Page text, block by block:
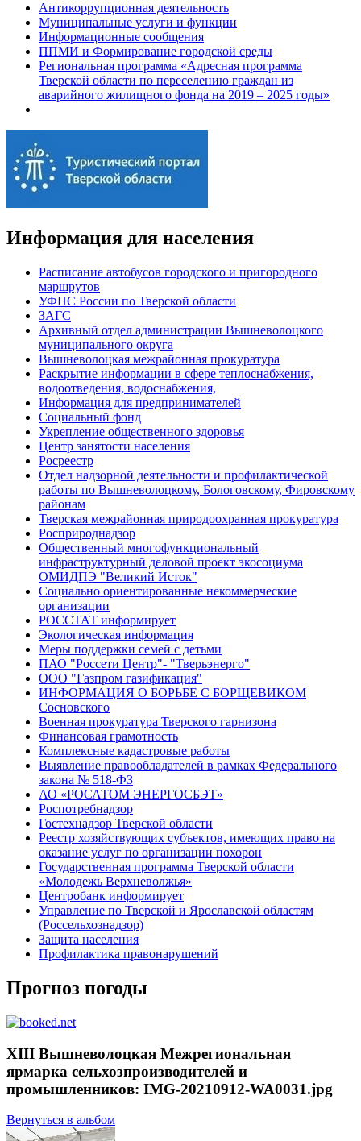
Антикоррупционная деятельность
Муниципальные услуги и функции
Информационные сообщения
ППМИ и Формирование городской среды
Региональная программа «Адресная программа
Тверской области по переселению граждан из
аварийного жилищного фонда на 2019 – 2025 годы»
Информация для населения
Расписание автобусов городского и пригородного
маршрутов
УФНС России по Тверской области
ЗАГС
Архивный отдел администрации Вышневолоцкого
муниципального округа
Вышневолоцкая межрайонная прокуратура
Раскрытие информации в сфере теплоснабжения,
водоотведения, водоснабжения,
Информация для предпринимателей
Социальный фонд
Укрепление общественного здоровья
Центр занятости населения
Росреестр
Отдел надзорной деятельности и профилактической
работы по Вышневолоцкому, Бологовскому, Фировскому
районам
Тверская межрайонная природоохранная прокуратура
Росприроднадзор
Общественный многофункциональный
инфраструктурный деловой проект экосоциума
ОМИДПЭ "Великий Исток"
Социально ориентированные некоммерческие
организации
РОССТАТ информирует
Экологическая информация
Меры поддержки семей с детьми
ПАО "Россети Центр"- "Тверьэнерго"
ООО "Газпром газификация"
ИНФОРМАЦИЯ О БОРЬБЕ С БОРЩЕВИКОМ
Сосновского
Военная прокуратура Тверского гарнизона
Финансовая грамотность
Комплексные кадастровые работы
Выявление правообладателей в рамках Федерального
закона № 518-ФЗ
АО «РОСАТОМ ЭНЕРГОСБЭТ»
Роспотребнадзор
Гостехнадзор Тверской области
Реестр хозяйствующих субъектов, имеющих право на
оказание услуг по организации похорон
Государственная программа Тверской области
«Молодежь Верхневолжья»
Центробанк информирует
Управление по Тверской и Ярославской областям
(Россельхознадзор)
Защита населения
Профилактика правонарушений
Прогноз погоды
XIII Вышневолоцкая Межрегиональная
ярмарка сельхозпроизводителей и
промышленников: IMG-20210912-WA0031.jpg
Вернуться в альбом